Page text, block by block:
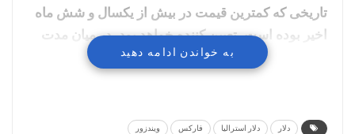
تاریخی که کمترین قیمت در بیش از یکسال و شش ماه
اخیر بوده است، تعیین کننده خواهد بود. در میان مدت
قیمت در محدوده میانه چنگال اندروز نزولی قرار دارد و
سطوح حمایتی میانگین های میان مدت و ابر کومو در
بیشتر قیمت در میان مدت است اما همانند روند بلند
به خواندن ادامه دهید
دلار دلار استرالیا فارکس ویندزور